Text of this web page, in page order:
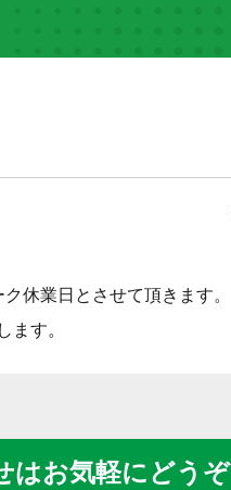
休業日とさせて頂きます。
ます。
はお気軽にどうぞ